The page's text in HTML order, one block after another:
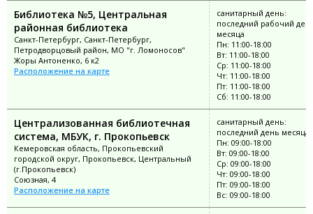
Библиотека №5, Центральная
районная библиотека
Санкт-Петербург, Санкт-Петербург,
Петродворцовый район, МО "г. Ломоносов"
Жоры Антоненко, 6 к2
Расположение на карте
санитарный день:
последний рабочий
месяца
Пн: 11:00-18:00
Вт: 11:00-18:00
Ср: 11:00-18:00
Чт: 11:00-18:00
Пт: 11:00-18:00
Сб: 11:00-18:00
Централизованная библиотечная
система, МБУК, г. Прокопьевск
Кемеровская область, Прокопьевский
городской округ, Прокопьевск, Центральный
(г.Прокопьевск)
Союзная, 4
Расположение на карте
санитарный день:
последний день месяца
Пн: 09:00-18:00
Вт: 09:00-18:00
Ср: 09:00-18:00
Чт: 09:00-18:00
Пт: 09:00-18:00
Вс: 09:00-18:00